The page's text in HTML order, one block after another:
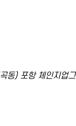
동) 포항 체인지업그